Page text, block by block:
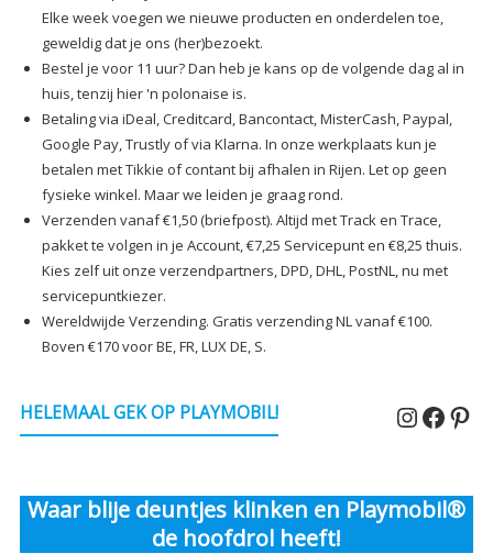
Elke week voegen we nieuwe producten en onderdelen toe,
geweldig dat je ons (her)bezoekt.
Bestel je voor 11 uur? Dan heb je kans op de volgende dag al in
huis, tenzij hier 'n polonaise is.
Betaling via iDeal, Creditcard, Bancontact, MisterCash, Paypal,
Google Pay, Trustly of via Klarna. In onze werkplaats kun je
betalen met Tikkie of contant bij afhalen in Rijen. Let op geen
fysieke winkel. Maar we leiden je graag rond.
Verzenden vanaf €1,50 (briefpost). Altijd met Track en Trace,
pakket te volgen in je Account, €7,25 Servicepunt en €8,25 thuis.
Kies zelf uit onze verzendpartners, DPD, DHL, PostNL, nu met
servicepuntkiezer.
Wereldwijde Verzending. Gratis verzending NL vanaf €100.
Boven €170 voor BE, FR, LUX DE, S.
HELEMAAL GEK OP PLAYMOBIL!
Waar blije deuntjes klinken en Playmobil®
de hoofdrol heeft!